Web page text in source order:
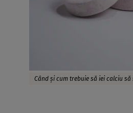
Când și cum trebuie să iei calciu